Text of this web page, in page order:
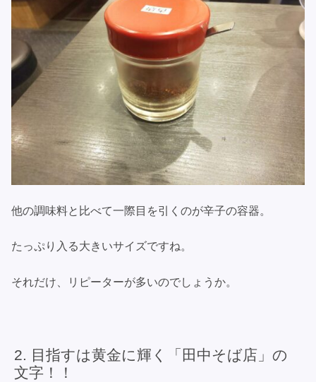
他の調味料と比べて一際目を引くのが辛子の容器。
たっぷり入る大きいサイズですね。
それだけ、リピーターが多いのでしょうか。
目指すは黄金に輝く「田中そば店」の
文字！！